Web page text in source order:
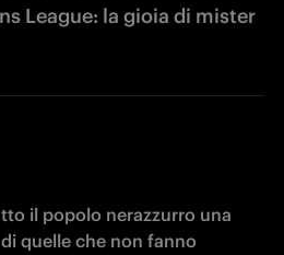
League: la gioia di mister
il popolo nerazzurro una
quelle che non fanno